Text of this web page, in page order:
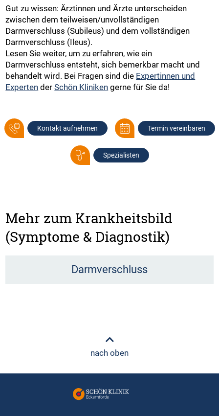
Gut zu wissen: Ärztinnen und Ärzte unterscheiden
zwischen dem teilweisen/unvollständigen
Darmverschluss (Subileus) und dem vollständigen
Darmverschluss (Ileus).
Lesen Sie weiter, um zu erfahren, wie ein
Darmverschluss entsteht, sich bemerkbar macht und
behandelt wird. Bei Fragen sind die Expertinnen und
Experten derSchön Kliniken gerne für Sie da!
Kontakt aufnehmen Termin vereinbaren
Spezialisten
Mehr zum Krankheitsbild
(Symptome & Diagnostik)
Darmverschluss
nach oben